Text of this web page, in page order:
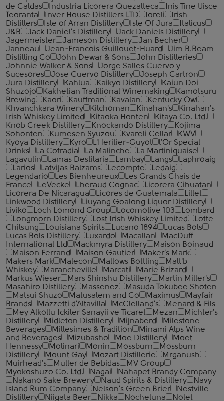
de Caldas
Industria Licorera Quezalteca
Inis Tine Uisce
Teoranta
Inver House Distillers LTD Ioreli
Irish
Distillers
Isle of Arran Distillery Isle Of Jura
Italicus
J&B
Jack Daniel's Distillery
Jack Daniels Distillery
Jagermeister
Jameson Distillery
Jan Becher
Janneau
Jean-Francois Guillouet-Huard
Jim B.Beam
Distilling Co
John Dewar & Sons
John Distilleries
Johnnie Walker & Sons
Jorge Salles Cuervo y
Sucesores
Jose Cuervo Distillery
Joseph Cartron
Jura Distillery
Kahlua Kaikyo Distillery
Kaiun Doi
Shuzojo
Kakhetian Traditional Winemaking
Kamotsuru
Brewing
Kaori Kauffman Kavalan
Kentucky Owl
Khvanchkara Winery
Kilchoman Kinahan's
Kinahan's
Irish Whiskey Limited
Kitaoka Honten
Kitaya Co. Ltd.
Knob Creek Distillery
Knockando Distillery
Kojima
Sohonten
Kumesen Syuzou Kvareli Cellar
KWV
Kyoya Distillery
Kyro L'Heritier-Guyot
l'Or Special
Drinks
La Cofradia La Malinche
La Martiniquaise
Lagavulin
Lamas Destilaria Lambay Langs
Laphroaig
Larios
Latvijas Balzams Lecompte
Ledaig
Legendario
Les Bienheureux
Les Grands Chais de
France
LeVecke Lheraud Cognac
Licorera Cihuatan
Licorera De Nicaragua
Licores de Guatemala
Lillet
Linkwood Distillery
Liuyang Goalong Liquor Distillery
Liviko
Loch Lomond Group Locomotive 103
Lombard
Longmorn Distillery
Lost Irish Whiskey Limited
Lotte
Chilsung
Louisiana Spirits Lucano 1894
Lucas Bols
Lucas Bols Distillery
Luxardo Macallan
MacDuff
International Ltd
Mackmyra Distillery
Maison Boinaud
Maison Ferrand
Maison Gautier
Maker's Mark
Makers Mark
Malecon Mallows Bottling
Malt'b
Whiskey
Marancheville Marcati
Marie Brizard
Markus Wieser
Mars Shinshu Distillery
Martin Miller's
Masahiro Distillery
Massenez
Masuda Tokubee Shoten
Matsui Shuzo
Matusalem and Co Maximus
Mayfair
Brands
Mazzetti d'Altavilla McClelland's
Menard & Fils
Mey Alkollu Ickiler Sanayii ve Ticaret
Mezan
Michter's
Distillery
Midleton Distillery Mijnaberd
Milestone
Beverages
Millesimes & Tradition
Minami Alps Wine
and Beverages
Mizubasho Moe Distillery
Moet
Hennessy
Molinari Monin Mossburn
Mossburn
Distillery
Mount Gay Mozart Distillerie
Mrganush
Muirhead's
Muller de Bebidas
MV Group
Myokoshuzo Co. Ltd.
Nagai
Nahapet Brandy Company
Nakano Sake Brewery
Naud Spirits & Distillery
Navy
Island Rum Company
Nelson's Green Brier
Nestville
Distillery
Niigata Beer Nikka Nocheluna
Nolet